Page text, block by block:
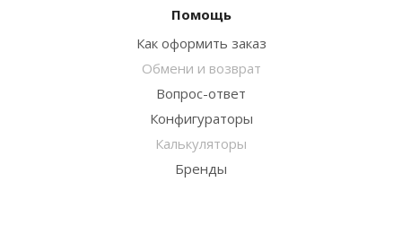
Помощь
Как оформить заказ
Обмени и возврат
Вопрос-ответ
Конфигураторы
Калькуляторы
Бренды